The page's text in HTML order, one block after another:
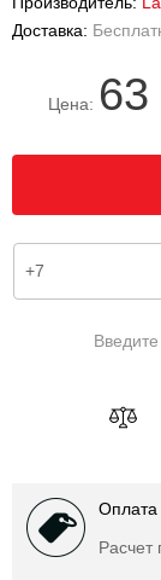
Доставка:
Цена: 63
Оплата
Расчет